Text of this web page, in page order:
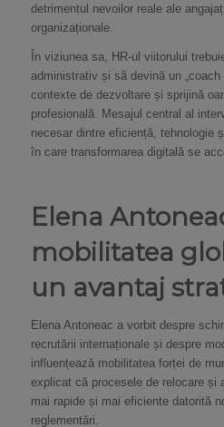
detrimentul nevoilor reale ale
organizaționale.
În viziunea sa, HR-ul viitorului
administrativ și să devină un
contexte de dezvoltare și sprijină
profesională. Mesajul central al
necesar dintre eficiență, tehnologie
în care transformarea digitală se
Elena
mobilitatea
un avantaj
Elena Antoneac a vorbit despre
recrutării internaționale și despre
influențează mobilitatea forței de
explicat că procesele de relocare și
mai rapide și mai eficiente datorită
reglementări.